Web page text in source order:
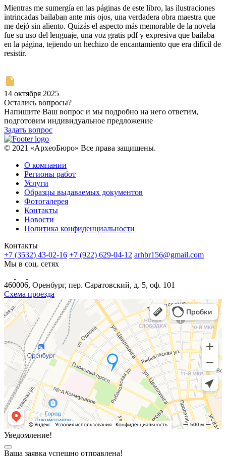
Mientras me sumergía en las páginas de este libro, las ilustraciones
intrincadas bailaban ante mis ojos, una verdadera obra maestra que
me dejó sin aliento. Quizás el aspecto más memorable de la novela
fue su uso del lenguaje, una voz gratis pdf y expresiva que bailaba
en la página, tejiendo un hechizo de encantamiento que era difícil de
resistir.
14 октября 2025
Остались вопросы?
Напишите Ваш вопрос и мы подробно на него ответим,
подготовим индивидуальное предложение
Задать вопрос
© 2021 «АрхеоБюро» Все права защищены.
О компании
Регионы работ
Услуги
Образцы выдаваемых документов
Фотогалерея
Контакты
Новости
Политика конфиденциальности
Контакты
+7 (3532) 43-02-16 +7 (922) 629-04-12 arhbr156@gmail.com
Мы в соц. сетях
460006, Оренбург, пер. Саратовский, д. 5, оф. 101
Схема проезда
Уведомление!
Ваша заявка успешно отправлена!